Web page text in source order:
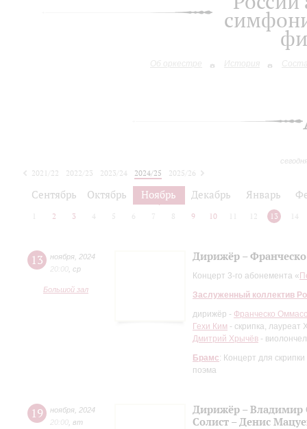
Об оркестре История
2021/22 2022/23 2023/24 2024/25
2025/26
Сентябрь Октябрь Ноябрь Декабрь Январь
2 3 4 5 6 7 8 9 10 12 13 14
13 ноября 2024
20:00 ср
Большой зал
Дирижёр –
Концерт 3-го абонемента «
Заслуженный коллектив
дирижёр - Франческо
Гехи Ким - скрипка,
Дмитрий Хрычёв -
Брамс: Концерт для
поэма
19 ноября 2024
20:00 вт
Дирижёр – Владимир
Солист – Денис